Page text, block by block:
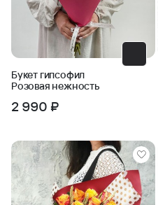
Букет гипсофил
Розовая нежность
2 990 ₽